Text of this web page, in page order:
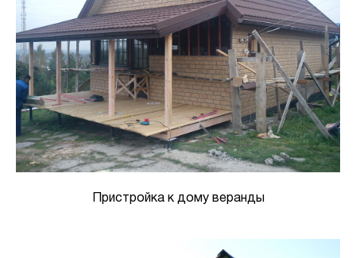
Пристройка к дому веранды